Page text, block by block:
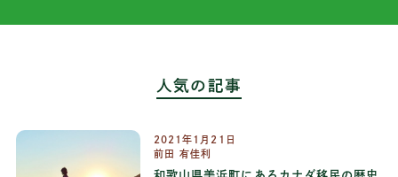
人気の記事
2021年1 月 21
日
前田 有佳利